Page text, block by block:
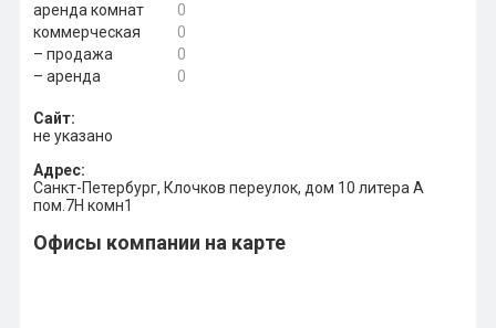
аренда комнат
0
коммерческая
0
– продажа
0
– аренда
0
Сайт:
не указано
Адрес:
Санкт-Петербург, Клочков переулок, дом 10 литера А
пом.7Н комн1
Офисы компании на карте